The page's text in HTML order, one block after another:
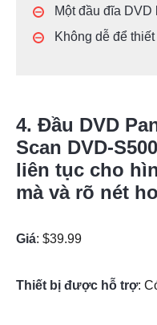
Một đầu đĩa DVD
Không dễ để thiết
4. Đầu DVD
Scan DVD-
liên tục cho
mà và rõ nét
Giá: $39.99
Thiết bị được hỗ trợ: